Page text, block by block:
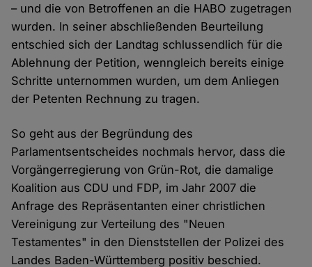
– und die von Betroffenen an die HABO zugetragen
wurden. In seiner abschließenden Beurteilung
entschied sich der Landtag schlussendlich für die
Ablehnung der Petition, wenngleich bereits einige
Schritte unternommen wurden, um dem Anliegen
der Petenten Rechnung zu tragen.
So geht aus der Begründung des
Parlamentsentscheides nochmals hervor, dass die
Vorgängerregierung von Grün-Rot, die damalige
Koalition aus CDU und FDP, im Jahr 2007 die
Anfrage des Repräsentanten einer christlichen
Vereinigung zur Verteilung des "Neuen
Testamentes" in den Dienststellen der Polizei des
Landes Baden-Württemberg positiv beschied.